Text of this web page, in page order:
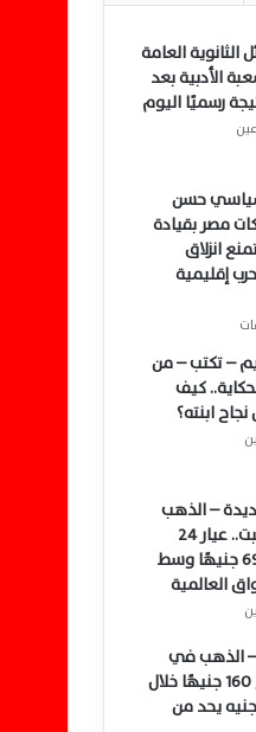
الثانوية العامة
الأدبية بعد
رسميًا اليوم
حسن
مصر بقيادة
انزلاق
إقليمية
– تكتب – من
كيف
ابنته؟
– الذهب
اليوم السبت.. عيار 24
يسجل 6966 جنيهًا وسط
العالمية
– الذهب في
مصر يرتفع 160 جنيهًا خلال
يحد من